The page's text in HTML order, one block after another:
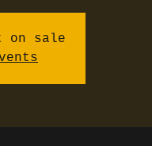
on sale